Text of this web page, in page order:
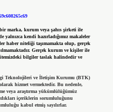
marka, kurum veya şahıs şirketi ile
kendi hazırladığımız makaleler
haber niteliği taşımamakta olup, gerçek
Gerçek kurum ve kişiler ile
bilgiler taslak halindedir ve
Teknolojileri ve İletişim Kurumu (BTK)
hizmet vermektedir. Bu nedenle,
veya araştırma yükümlülüğümüz
içeriklerin sorumluluğunu
kabul etmiş sayılırlar.